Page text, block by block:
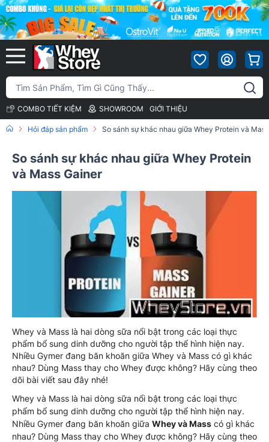
COMBO TIẾT KIỆM SHOWROOM GIỚI THIỆU
Hỏi đáp sản phẩm So sánh sự khác nhau giữa Whey Protein và
So sánh sự khác nhau giữa Whey Protein
và Mass Gainer
Whey và Mass là hai dòng sữa nổi bật trong các loại thực
phẩm bổ sung dinh dưỡng cho người tập thể hình hiện nay.
Nhiều Gymer đang băn khoăn giữa Whey và Mass có gì khác
nhau? Dùng Mass thay cho Whey được không? Hãy cùng theo
dõi bài viết sau đây nhé!
Whey và Mass là hai dòng sữa nổi bật trong các loại thực
phẩm bổ sung dinh dưỡng cho người tập thể hình hiện nay.
Nhiều Gymer đang băn khoăn giữa Whey và Mass có gì khác
nhau? Dùng Mass thay cho Whey được không? Hãy cùng theo